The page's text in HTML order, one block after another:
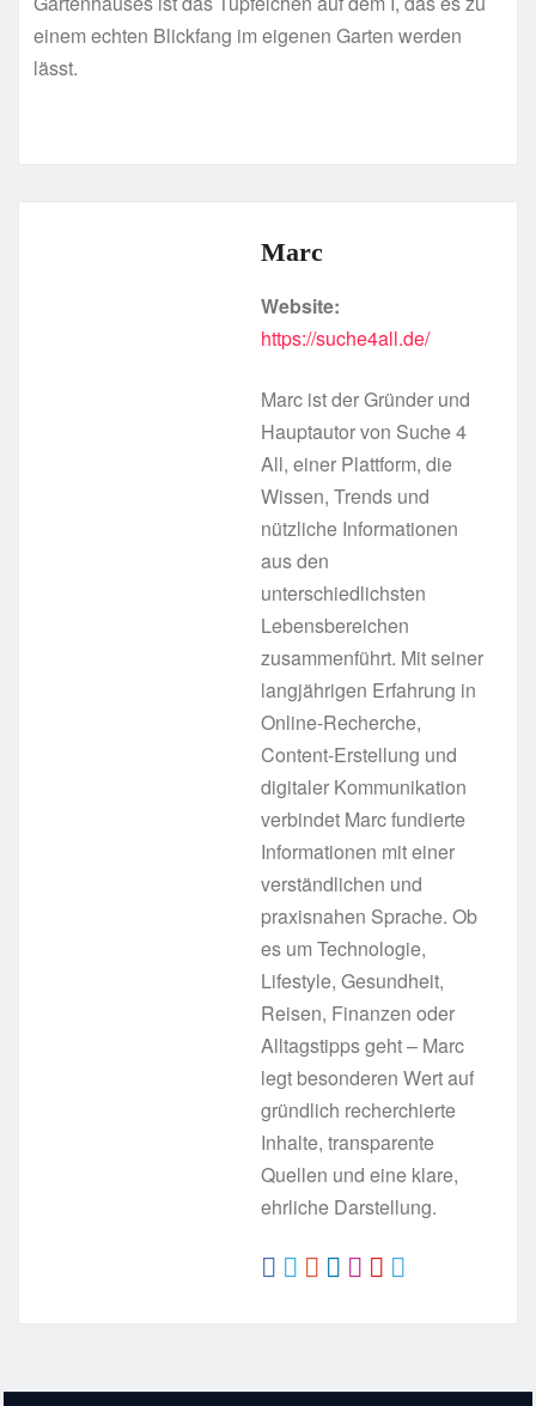
einem echten Blickfang im eigenen Garten werden
lässt.
Marc
Website:
https://suche4all.de/
Marc ist der Gründer und
Hauptautor von Suche 4
All, einer Plattform, die
Wissen, Trends und
nützliche Informationen
aus den
unterschiedlichsten
Lebensbereichen
zusammenführt. Mit seiner
langjährigen Erfahrung in
Online-Recherche,
Content-Erstellung und
digitaler Kommunikation
verbindet Marc fundierte
Informationen mit einer
verständlichen und
praxisnahen Sprache. Ob
es um Technologie,
Lifestyle, Gesundheit,
Reisen, Finanzen oder
Alltagstipps geht – Marc
legt besonderen Wert auf
gründlich recherchierte
Inhalte, transparente
Quellen und eine klare,
ehrliche Darstellung.